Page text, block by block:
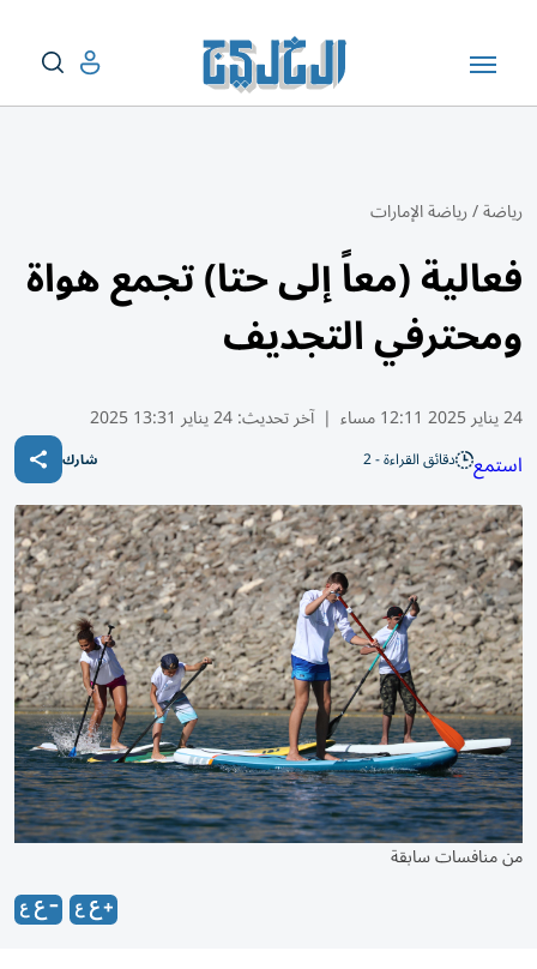
رياضة/رياضة الإمارات
فعالية (معاً إلى حتا) تجمع هواة
ومحترفي التجديف
24 يناير 2025 12:11 مساء | آخر تحديث:24 يناير 13:31 2025
استمع دقائق القراءة - 2 شارك
من منافسات سابقة